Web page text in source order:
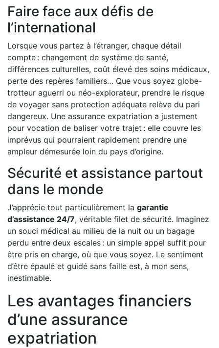
Faire face aux défis de
l’international
Lorsque vous partez à l’étranger, chaque détail
compte : changement de système de santé,
différences culturelles, coût élevé des soins médicaux,
perte des repères familiers… Que vous soyez globe-
trotteur aguerri ou néo-explorateur, prendre le risque
de voyager sans protection adéquate relève du pari
dangereux. Une assurance expatriation a justement
pour vocation de baliser votre trajet : elle couvre les
imprévus qui pourraient rapidement prendre une
ampleur démesurée loin du pays d’origine.
Sécurité et assistance partout
dans le monde
J’apprécie tout particulièrement la garantie
d’assistance 24/7, véritable filet de sécurité. Imaginez
un souci médical au milieu de la nuit ou un bagage
perdu entre deux escales : un simple appel suffit pour
être pris en charge, où que vous soyez. Le sentiment
d’être épaulé et guidé sans faille est, à mon sens,
inestimable.
Les avantages financiers
d’une assurance
expatriation